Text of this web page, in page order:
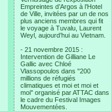
Empreintes d’Argos à l’Hotel
de Ville, invitées par un de nos
plus anciens membres qui fit
le voyage à Tuvalu, Laurent
Weyl, aujourd’hui au Vietnam.
- 21 novembre 2015 :
Intervention de Gilliane Le
Gallic avec Chloé
Vlassopoulos dans "200
millions de réfugiés
climatiques et moi et moi et
moi" organisé par ATTAC dans
le cadre du Festival Images
Mouvementées.